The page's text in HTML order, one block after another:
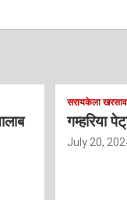
सरायकेला
गम्हरिया
July 20,